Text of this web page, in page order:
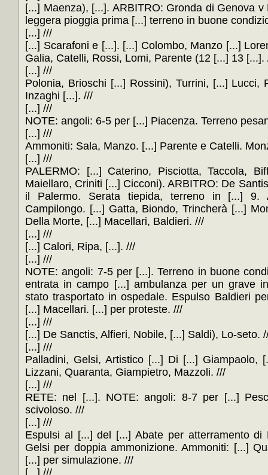
[...] Maenza), [...]. ARBITRO: Gronda di Genova
leggera pioggia prima [...] terreno in buone
[...] ///
[...] Scarafoni e [...]. [...] Colombo, Manzo [...]
Galia, Catelli, Rossi, Lomi, Parente (12 [...] 13 [...].
[...] ///
Polonia, Brioschi [...] Rossini), Turrini, [...] Lucci,
Inzaghi [...]. ///
[...] ///
NOTE: angoli: 6-5 per [...] Piacenza. Terreno
[...] ///
Ammoniti: Sala, Manzo. [...] Parente e Catelli.
[...] ///
PALERMO: [...] Caterino, Pisciotta, Taccola,
Maiellaro, Criniti [...] Cicconi). ARBITRO: De
il Palermo. Serata tiepida, terreno in [...] 9.
Campilongo. [...] Gatta, Biondo, Trincherà [...]
Della Morte, [...] Macellari, Baldieri. ///
[...] ///
[...] Calori, Ripa, [...]. ///
[...] ///
NOTE: angoli: 7-5 per [...]. Terreno in buone
entrata in campo [...] ambulanza per un grave
stato trasportato in ospedale. Espulso Baldieri
[...] Macellari. [...] per proteste. ///
[...] ///
[...] De Sanctis, Alfieri, Nobile, [...] Saldi), Lo-seto.
[...] ///
Palladini, Gelsi, Artistico [...] Di [...] Giampaolo,
Lizzani, Quaranta, Giampietro, Mazzoli. ///
[...] ///
RETE: nel [...]. NOTE: angoli: 8-7 per [...]
scivoloso. ///
[...] ///
Espulsi al [...] del [...] Abate per atterramento
Gelsi per doppia ammonizione. Ammoniti: [...]
[...] per simulazione. ///